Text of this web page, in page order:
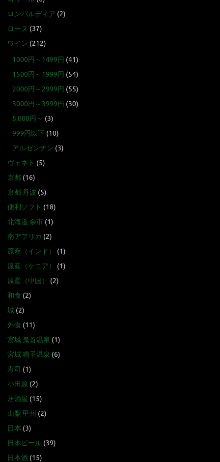
ロンバルディア (2)
ローヌ (37)
ワイン (212)
1000円～1499円 (41)
1500円～1999円 (54)
2000円～2999円 (55)
3000円～3999円 (30)
5,000円～ (3)
999円以下 (10)
アルゼンチン (3)
ヴェネト (5)
京都 (16)
京都 丹波 (5)
便利ソフト (18)
北海道 余市 (1)
南アフリカ (2)
原産（インド）
(1)
原産（ケニア）
(1)
原産（中国）
(2)
和食 (2)
城 (2)
外食 (11)
宮城 鬼首温泉 (1)
宮城 鳴子温泉 (6)
寿司 (1)
小田原 (2)
居酒屋 (15)
山梨 甲州 (2)
日本 (3)
日本ビール (39)
日本酒 (15)